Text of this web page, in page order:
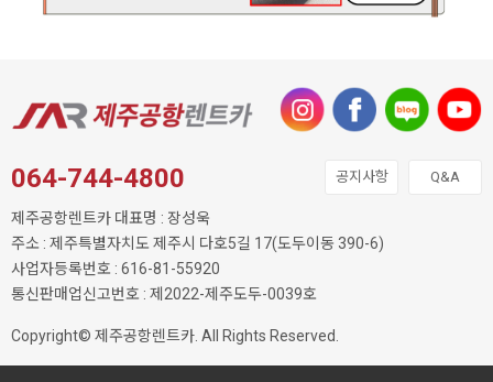
064-744-4800 공지사항 Q&A
제주공항렌트카 대표명 : 장성욱
주소 : 제주특별자치도 제주시 다호5길 17(도두이동 390-6)
사업자등록번호 : 616-81-55920
통신판매업신고번호 : 제2022-제주도두-0039호
Copyright© 제주공항렌트카. All Rights Reserved.